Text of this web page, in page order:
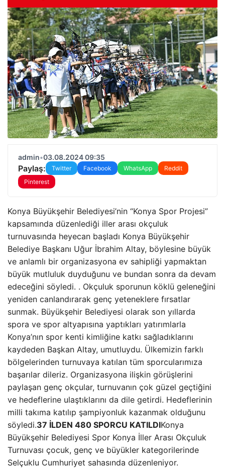
admin•03.08.2024 09:35
Paylaş: Twitter Facebook WhatsApp
Reddit
Pinterest
Konya Büyükşehir Belediyesi’nin “Konya Spor Projesi”
kapsamında düzenlediği iller arası okçuluk
turnuvasında heyecan başladı Konya Büyükşehir
Belediye Başkanı Uğur İbrahim Altay, böylesine büyük
ve anlamlı bir organizasyona ev sahipliği yapmaktan
büyük mutluluk duyduğunu ve bundan sonra da devam
edeceğini söyledi. . Okçuluk sporunun köklü geleneğini
yeniden canlandırarak genç yeteneklere fırsatlar
sunmak. Büyükşehir Belediyesi olarak son yıllarda
spora ve spor altyapısına yaptıkları yatırımlarla
Konya’nın spor kenti kimliğine katkı sağladıklarını
kaydeden Başkan Altay, umutluydu. Ülkemizin farklı
bölgelerinden turnuvaya katılan tüm sporcularımıza
başarılar dileriz. Organizasyona ilişkin görüşlerini
paylaşan genç okçular, turnuvanın çok güzel geçtiğini
ve hedeflerine ulaştıklarını da dile getirdi. Hedeflerinin
milli takıma katılıp şampiyonluk kazanmak olduğunu
söyledi.37 İLDEN 480 SPORCU KATILDIKonya
Büyükşehir Belediyesi Spor Konya İller Arası Okçuluk
Turnuvası çocuk, genç ve büyükler kategorilerinde
Selçuklu Cumhuriyet sahasında düzenleniyor.